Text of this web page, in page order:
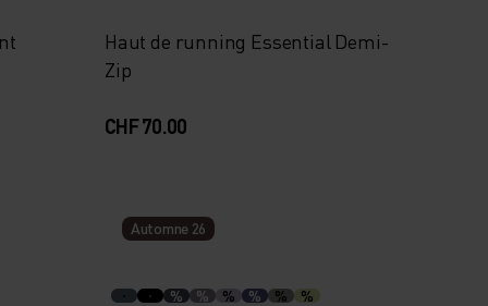
Haut de running Essential Demi-
Zip
CHF 70.00
Automne 26
% % % % % %